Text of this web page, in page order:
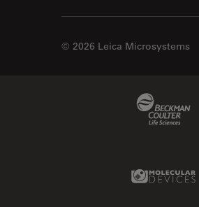
© 2026 Leica Microsystems